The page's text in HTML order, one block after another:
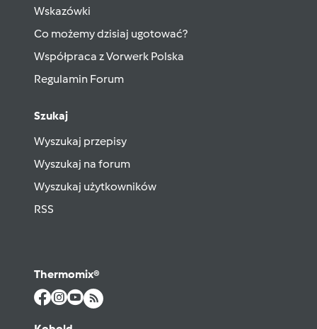
Wskazówki
Co możemy dzisiaj ugotować?
Współpraca z Vorwerk Polska
Regulamin Forum
Szukaj
Wyszukaj przepisy
Wyszukaj na forum
Wyszukaj użytkowników
RSS
Thermomix®